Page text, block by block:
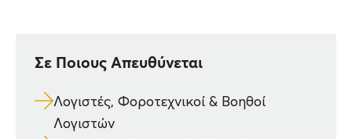
Επαγγελματικά Οφέλη του Σεμιναρίου
Σε Ποιους Απευθύνεται
Λογιστές, Φοροτεχνικοί & Βοηθοί
Λογιστών